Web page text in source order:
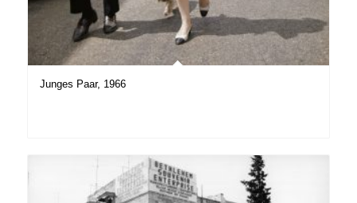
Junges Paar, 1966